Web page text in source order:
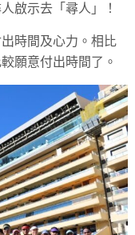
啟示去「尋人」！
時間及心力。相比
願意付出時間了。